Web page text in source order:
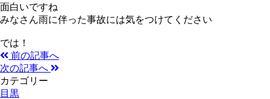
面白いですね
みなさん雨に伴った事故には気をつけてください
では！
前の記事へ
次の記事へ
カテゴリー
目黒